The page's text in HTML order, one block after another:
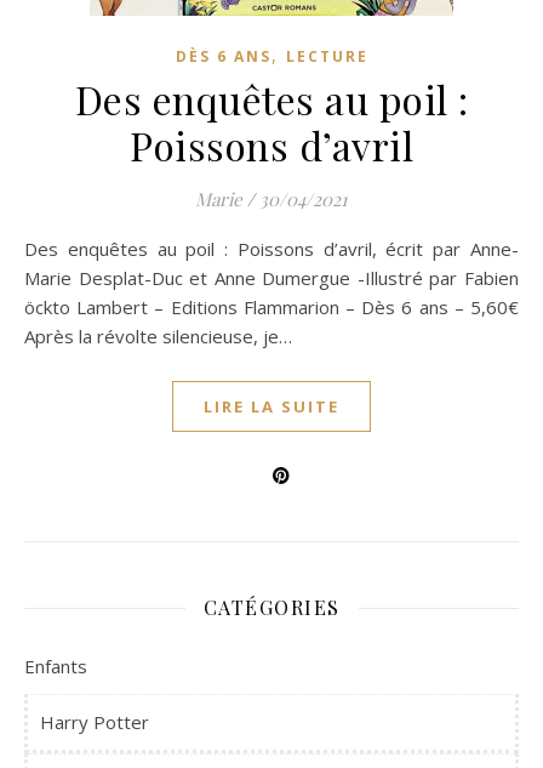
DÈS 6 ANS, LECTURE
Des enquêtes au poil :
Poissons d’avril
Marie / 30/04/2021
Des enquêtes au poil : Poissons d’avril, écrit par Anne-
Marie Desplat-Duc et Anne Dumergue -Illustré par Fabien
öckto Lambert – Editions Flammarion – Dès 6 ans – 5,60€
Après la révolte silencieuse, je…
LIRE LA SUITE
CATÉGORIES
Enfants
Harry Potter